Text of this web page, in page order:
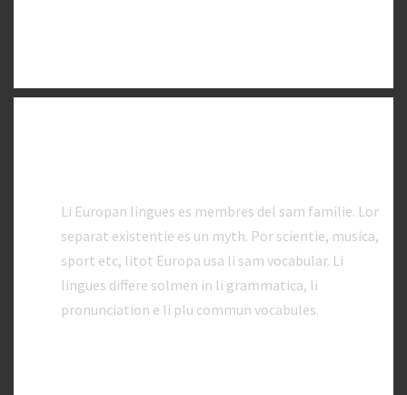
Li Europan lingues es membres del sam familie. Lor
separat existentie es un myth. Por scientie, musica,
sport etc, litot Europa usa li sam vocabular. Li
lingues differe solmen in li grammatica, li
pronunciation e li plu commun vocabules.